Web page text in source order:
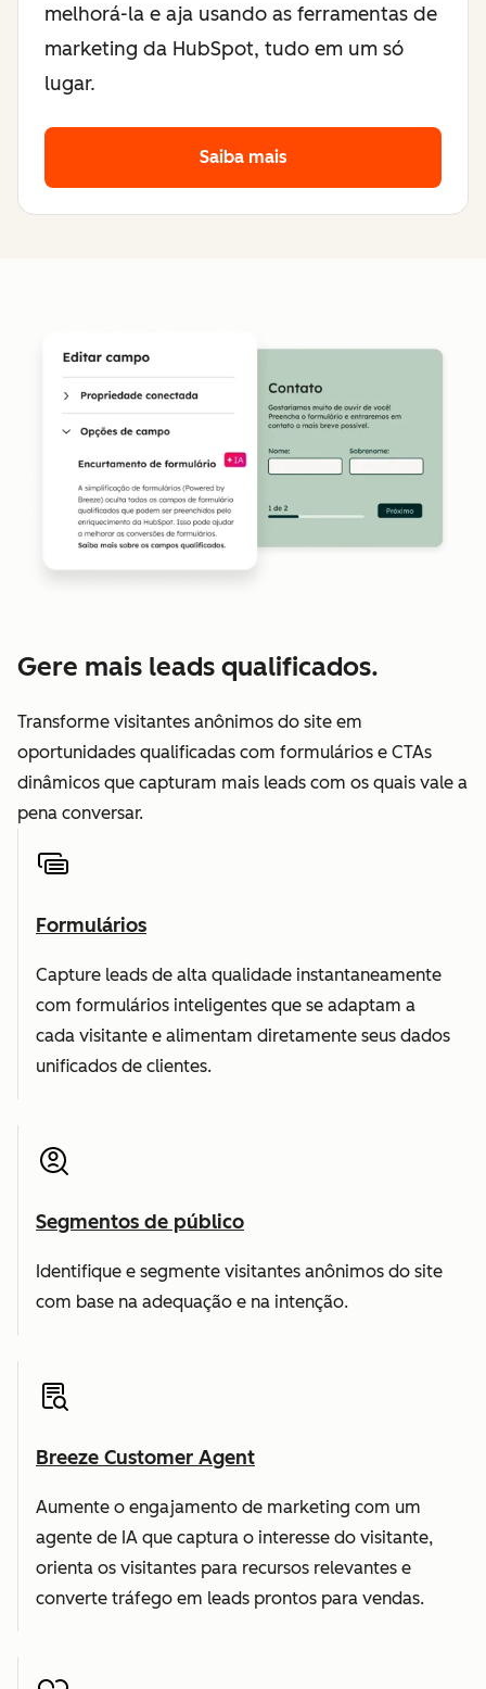
melhorá-la e aja usando as ferramentas de
marketing da HubSpot, tudo em um só
lugar.
Saiba mais
Gere mais leads qualificados.
Transforme visitantes anônimos do site em
oportunidades qualificadas com formulários e CTAs
dinâmicos que capturam mais leads com os quais vale a
pena conversar.
Formulários
Capture leads de alta qualidade instantaneamente
com formulários inteligentes que se adaptam a
cada visitante e alimentam diretamente seus dados
unificados de clientes.
Segmentos de público
Identifique e segmente visitantes anônimos do site
com base na adequação e na intenção.
Breeze Customer Agent
Aumente o engajamento de marketing com um
agente de IA que captura o interesse do visitante,
orienta os visitantes para recursos relevantes e
converte tráfego em leads prontos para vendas.